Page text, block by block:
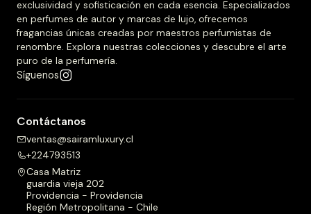
exclusividad y sofisticación en cada esencia. Especializados
en perfumes de autor y marcas de lujo, ofrecemos
fragancias únicas creadas por maestros perfumistas de
renombre. Explora nuestras colecciones y descubre el arte
puro de la perfumería.
Síguenos
Contáctanos
ventas@sairamluxury.cl
+224793513
Casa Matriz
guardia vieja 202
Providencia - Providencia
Región Metropolitana - Chile